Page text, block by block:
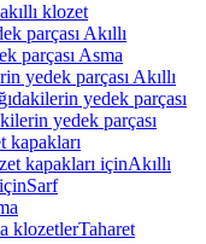
klozet
parçası Akıllı
parçası Asma
yedek parçası Akıllı
yedek parçası
yedek parçası
kapakları
kapakları içinAkıllı
Sarf
klozetlerTaharet